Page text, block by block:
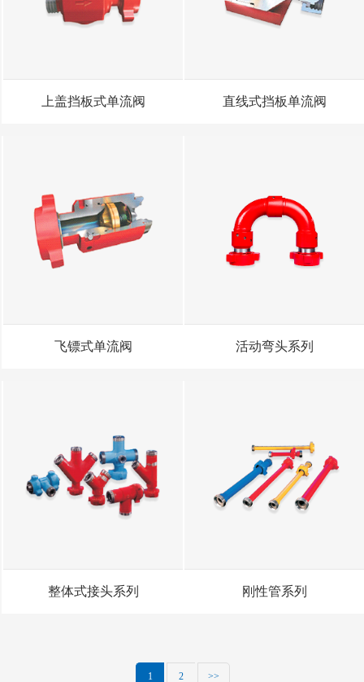
上盖挡板式单流阀 直线式挡板单流阀
飞镖式单流阀 活动弯头系列
整体式接头系列 刚性管系列
1 2 >>